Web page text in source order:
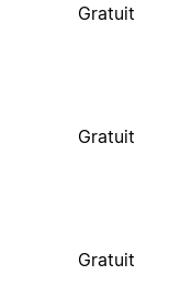
Gratuit
Gratuit
Gratuit